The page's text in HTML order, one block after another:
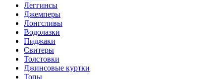
Леггинсы
Джемперы
Лонгсливы
Водолазки
Пиджаки
Свитеры
Толстовки
Джинсовые куртки
Топы